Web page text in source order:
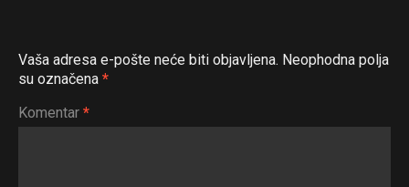
Vaša adresa e-pošte neće biti objavljena. Neophodna polja
su označena *
Komentar *